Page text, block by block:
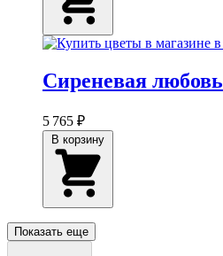
Сиреневая любовь
5 765 ₽
Показать еще